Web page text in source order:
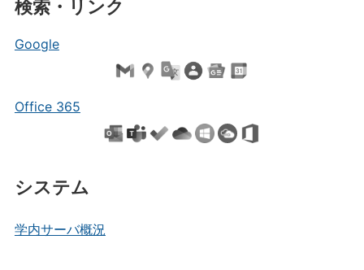
検索・リンク
Google
Office 365
システム
学内サーバ概況